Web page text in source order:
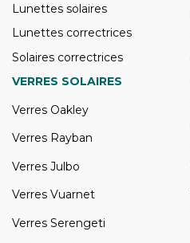
Lunettes solaires
Lunettes correctrices
Solaires correctrices
VERRES SOLAIRES
Verres Oakley
Verres Rayban
Verres Julbo
Verres Vuarnet
Verres Serengeti